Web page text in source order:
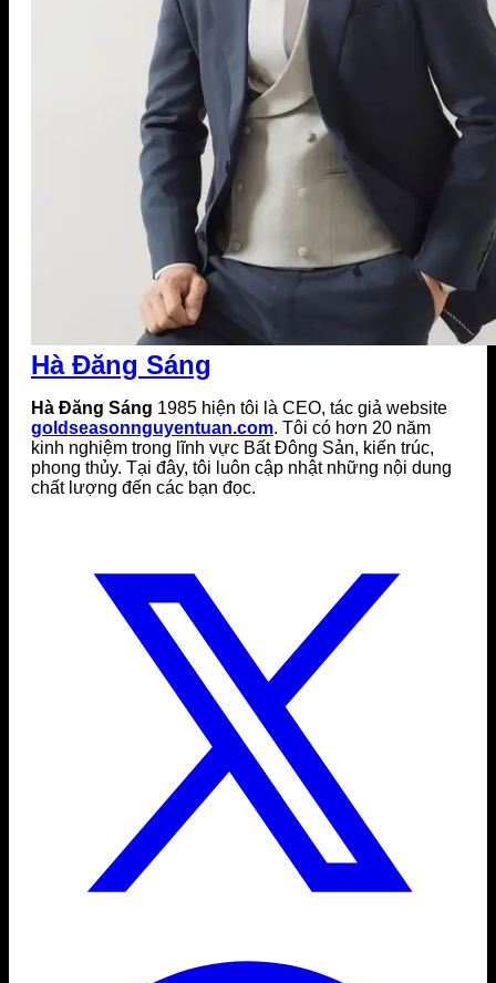
Hà Đăng Sáng
Hà Đăng Sáng 1985 hiện tôi là CEO, tác giả website
goldseasonnguyentuan.com. Tôi có hơn 20 năm
kinh nghiệm trong lĩnh vực Bất Đông Sản, kiến trúc,
phong thủy. Tại đây, tôi luôn cập nhật những nội dung
chất lượng đến các bạn đọc.